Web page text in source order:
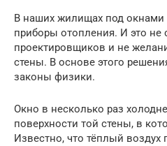
В наших жилищах под окнами
приборы отопления. И это не
проектировщиков и не
стены. В основе этого
законы физики.
Окно в несколько раз
поверхности той стены, в
Известно, что тёплый воздух